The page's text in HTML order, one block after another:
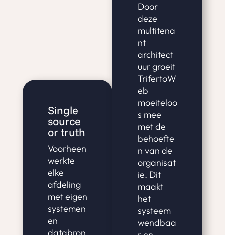
Single
source
or truth
Voorheen
werkte
elke
afdeling
met eigen
systemen
en
Door
deze
multitena
nt
architect
uur groeit
TrifertoW
eb
moeiteloo
s mee
met de
behoefte
n van de
organisat
ie. Dit
maakt
het
systeem
wendbaa